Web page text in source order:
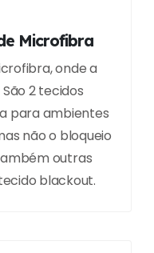
Microfibra
onde a
2 tecidos
para ambientes
não o bloqueio
outras
blackout.